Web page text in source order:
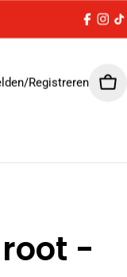
Registreren
-